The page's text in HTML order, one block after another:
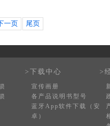
一页 尾页
>下载中心
宣传画册
各产品说明书型号
蓝牙App软件下载（安
卓）
>